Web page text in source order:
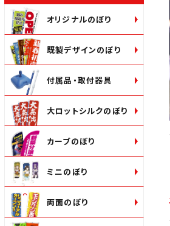
オリジナルのぼり
既製デザインのぼり
付属品・取付器具
大ロットシルクのぼり
カーブのぼり
ミニのぼり
両面のぼり